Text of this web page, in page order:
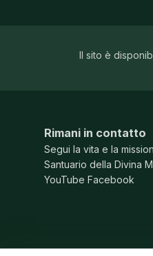
Il sito è
Rimani in contatto
Segui la vita e la
Santuario della Divina
YouTube Facebook